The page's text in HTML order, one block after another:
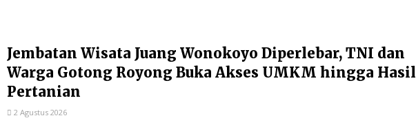
Jembatan Wisata Juang Wonokoyo Diperlebar, TNI dan
Warga Gotong Royong Buka Akses UMKM hingga Hasil
Pertanian
2 Agustus 2026